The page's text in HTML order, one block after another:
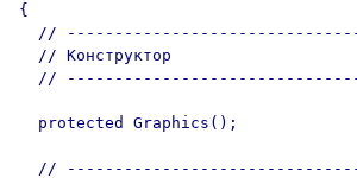
{
//
  // Конструктор
//
  protected Graphics();
//